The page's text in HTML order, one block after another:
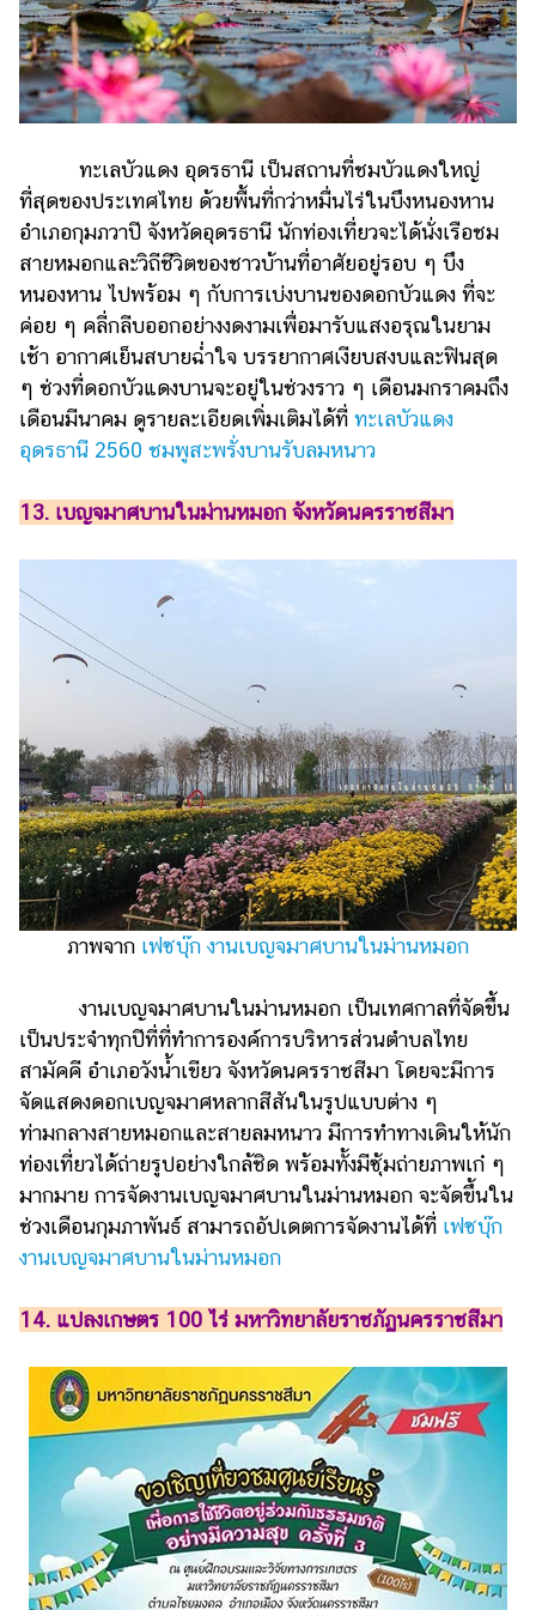
ทะเลบัวแดง อุดรธานี เป็นสถานที่ชมบัวแดงใหญ่
ที่สุดของประเทศไทย ด้วยพื้นที่กว่าหมื่นไร่ในบึงหนองหาน
อำเภอกุมภวาปี จังหวัดอุดรธานี นักท่องเที่ยวจะได้นั่งเรือชม
สายหมอกและวิถีชีวิตของชาวบ้านที่อาศัยอยู่รอบ ๆ บึง
หนองหาน ไปพร้อม ๆ กับการเบ่งบานของดอกบัวแดง ที่จะ
ค่อย ๆ คลี่กลีบออกอย่างงดงามเพื่อมารับแสงอรุณในยาม
เช้า อากาศเย็นสบายฉ่ำใจ บรรยากาศเงียบสงบและฟินสุด
ๆ ช่วงที่ดอกบัวแดงบานจะอยู่ในช่วงราว ๆ เดือนมกราคมถึง
เดือนมีนาคม ดูรายละเอียดเพิ่มเติมได้ที่ ทะเลบัวแดง
อุดรธานี 2560 ชมพูสะพรั่งบานรับลมหนาว
13. เบญจมาศบานในม่านหมอก จังหวัดนครราชสีมา
ภาพจาก เฟซบุ๊ก งานเบญจมาศบานในม่านหมอก
งานเบญจมาศบานในม่านหมอก เป็นเทศกาลที่จัดขึ้น
เป็นประจำทุกปีที่ที่ทำการองค์การบริหารส่วนตำบลไทย
สามัคคี อำเภอวังน้ำเขียว จังหวัดนครราชสีมา โดยจะมีการ
จัดแสดงดอกเบญจมาศหลากสีสันในรูปแบบต่าง ๆ
ท่ามกลางสายหมอกและสายลมหนาว มีการทำทางเดินให้นัก
ท่องเที่ยวได้ถ่ายรูปอย่างใกล้ชิด พร้อมทั้งมีซุ้มถ่ายภาพเก๋ ๆ
มากมาย การจัดงานเบญจมาศบานในม่านหมอก จะจัดขึ้นใน
ช่วงเดือนกุมภาพันธ์ สามารถอัปเดตการจัดงานได้ที่ เฟซบุ๊ก
งานเบญจมาศบานในม่านหมอก
14. แปลงเกษตร 100 ไร่ มหาวิทยาลัยราชภัฏนครราชสีมา